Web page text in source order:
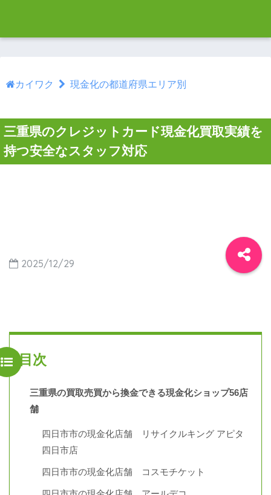
カイワク 現金化の都道府県エリア別
三重県のクレジットカード現金化買取実績を
持つ安全なスタッフ対応
2025/12/29
目次
三重県の買取売買から換金できる現金化ショップ56店
舗
四日市市の現金化店舗 リサイクルキング アピタ
四日市店
四日市市の現金化店舗 コスモチケット